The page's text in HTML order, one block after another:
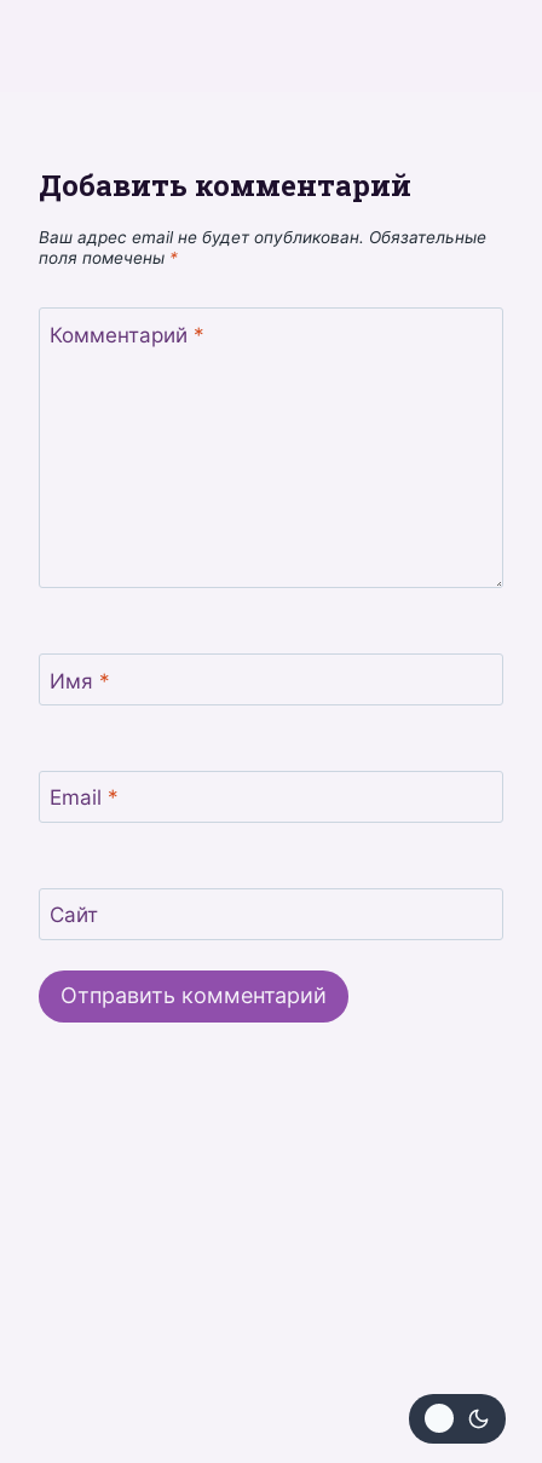
Добавить комментарий
Ваш адрес email не будет опубликован. Обязательные
поля помечены *
Комментарий *
Имя *
Email *
Сайт